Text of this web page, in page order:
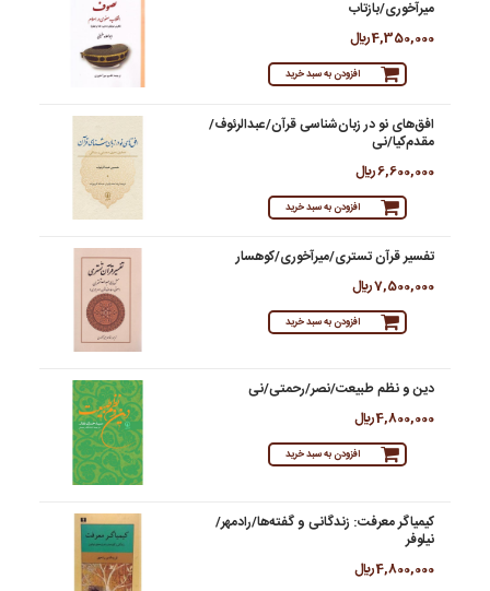
میرآخوری/بازتاب
4,350,000 ريال
افزودن به سبد خرید
افق‌های نو در زبان‌شناسی قرآن/عبدالرئوف/
مقدم‌کیا/نی
6,600,000 ريال
افزودن به سبد خرید
تفسیر قرآن تستری/میرآخوری/کوهسار
7,500,000 ريال
افزودن به سبد خرید
دین و نظم طبیعت/نصر/رحمتی/نی
4,800,000 ريال
افزودن به سبد خرید
کیمیاگر معرفت: زندگانی و گفته‌ها/رادمهر/
نیلوفر
4,800,000 ريال